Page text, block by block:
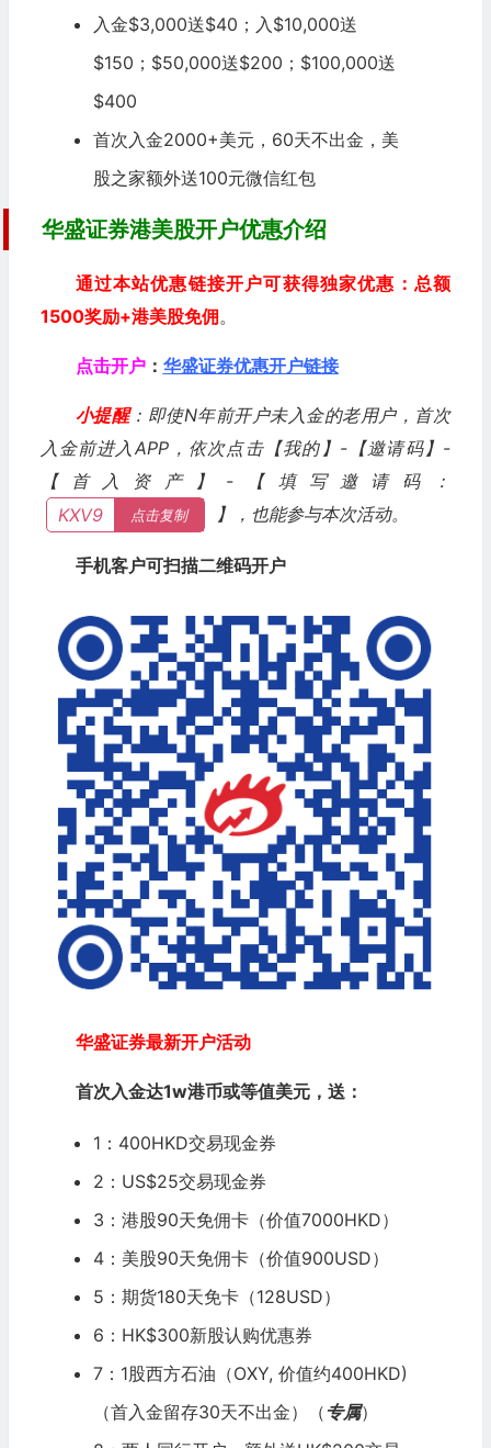
入金$3,000送$40；入$10,000送
$150；$50,000送$200；$100,000送
$400
首次入金2000+美元，60天不出金，美
股之家额外送100元微信红包
华盛证券港美股开户优惠介绍
通过本站优惠链接开户可获得独家优惠：总额
1500奖励+港美股免佣。
点击开户： 华盛证券优惠开户链接
小提醒：即使N年前开户未入金的老用户，首次
入金前进入APP，依次点击【我的】-【邀请码】-
【首入资产】-【填写邀请码：
点击复制
KXV9 】，也能参与本次活动。
手机客户可扫描二维码开户
华盛证券最新开户活动
首次入金达1w港币或等值美元，送：
1：400HKD交易现金券
2：US$25交易现金券
3：港股90天免佣卡（价值7000HKD）
4：美股90天免佣卡（价值900USD）
5：期货180天免卡（128USD）
6：HK$300新股认购优惠券
7：1股西方石油（OXY, 价值约400HKD)
（首入金留存30天不出金）（专属）